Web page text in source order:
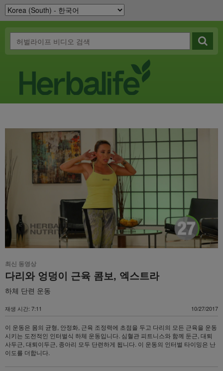
최신 동영상
다리와 엉덩이 근육 콤보, 엑스트라
하체 단련 운동
재생 시간: 7:11 10/27/2017
이 운동은 몸의 균형, 안정화, 근육 조정력에 초점을 두고 다리의 모든 근육을 운동
시키는 도전적인 인터벌식 하체 운동입니다. 심혈관 피트니스와 함께 둔근, 대퇴
사두근, 대퇴이두근, 종아리 모두 단련하게 됩니다. 이 운동의 인터벌 타이밍은 난
이도를 더합니다.